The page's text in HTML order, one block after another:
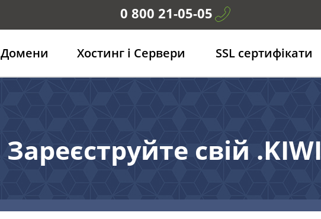
0 800 21-05-05
Домени Хостинг і Сервери SSL сертифікати
Зареєструйте свій .KIWI